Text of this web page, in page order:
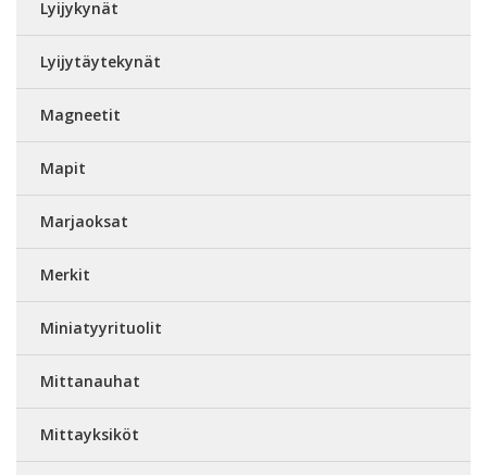
Lyijykynät
Lyijytäytekynät
Magneetit
Mapit
Marjaoksat
Merkit
Miniatyyrituolit
Mittanauhat
Mittayksiköt